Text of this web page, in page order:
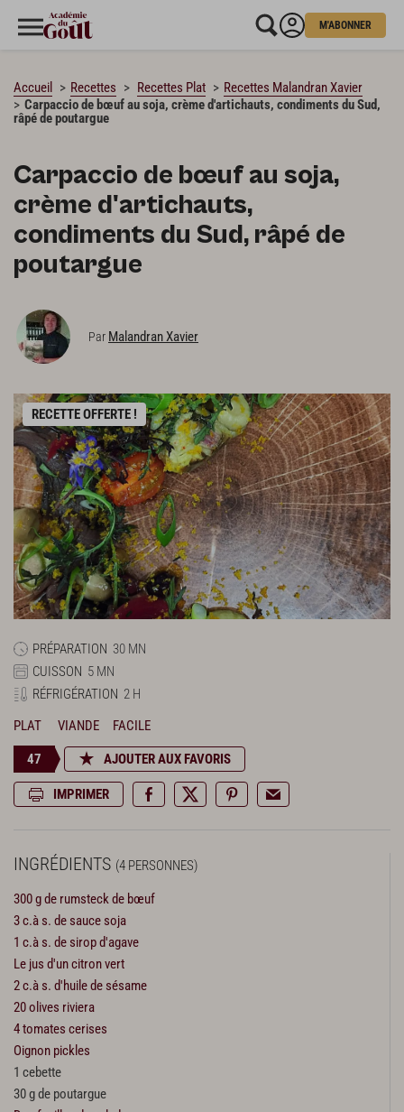
M'ABONNER
Accueil Recettes Recettes Plat
Recettes Malandran Xavier
Carpaccio de bœuf au soja, crème d'artichauts, condiments du Sud,
râpé de poutargue
Carpaccio de bœuf au soja,
crème d'artichauts,
condiments du Sud, râpé de
poutargue
Par Malandran Xavier
RECETTE OFFERTE !
PRÉPARATION 30 MN
CUISSON 5 MN
RÉFRIGÉRATION 2 H
PLAT
VIANDE FACILE
47 AJOUTER AUX FAVORIS
IMPRIMER
INGRÉDIENTS (4 PERSONNES)
300 g de rumsteck de bœuf
3 c.à s. de sauce soja
1 c.à s. de sirop d'agave
Le jus d'un citron vert
2 c.à s. d'huile de sésame
20 olives riviera
4 tomates cerises
Oignon pickles
1 cebette
30 g de poutargue
CHARGEMENT…